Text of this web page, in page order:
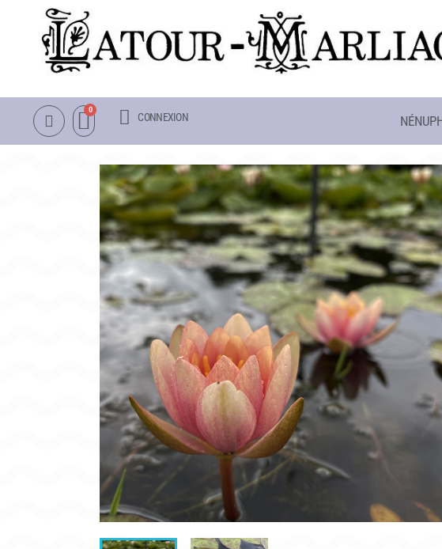
NOTRE CATALOGUE
NÉNUPHARS RUSTIQUES
NÉNUPHARS TROPICAUX
AUTRES PLANTES AQUATIQUES
PACKS & ACCESSOIRES
INFOS PRATIQUES
PLAN & PHOTOS DU SITE
POUR LES ENFANTS
GROUPES ADULTES & SCOLAIRES
CONDITIONNEMENT, GARANTIES ET DÉLAIS DE LIVRAISON
CONNEXION